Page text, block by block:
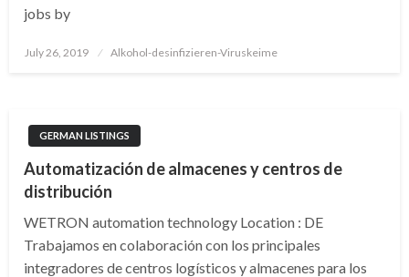
jobs by
Posted
July 26, 2019 Alkohol-desinfizieren-Viruskeime
GERMAN LISTINGS
Automatización de almacenes y centros de
distribución
WETRON automation technology Location : DE
Trabajamos en colaboración con los principales
integradores de centros logísticos y almacenes para los